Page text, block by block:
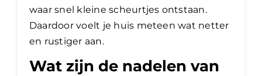
waar snel kleine scheurtjes ontstaan.
Daardoor voelt je huis meteen wat netter
en rustiger aan.
Wat zijn de nadelen van